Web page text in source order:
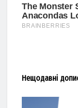
Нещодавні